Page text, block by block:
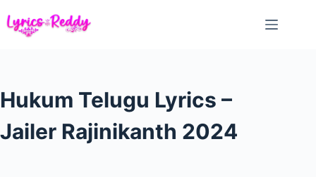
to
Hukum Telugu Lyrics –
Jailer Rajinikanth 2024